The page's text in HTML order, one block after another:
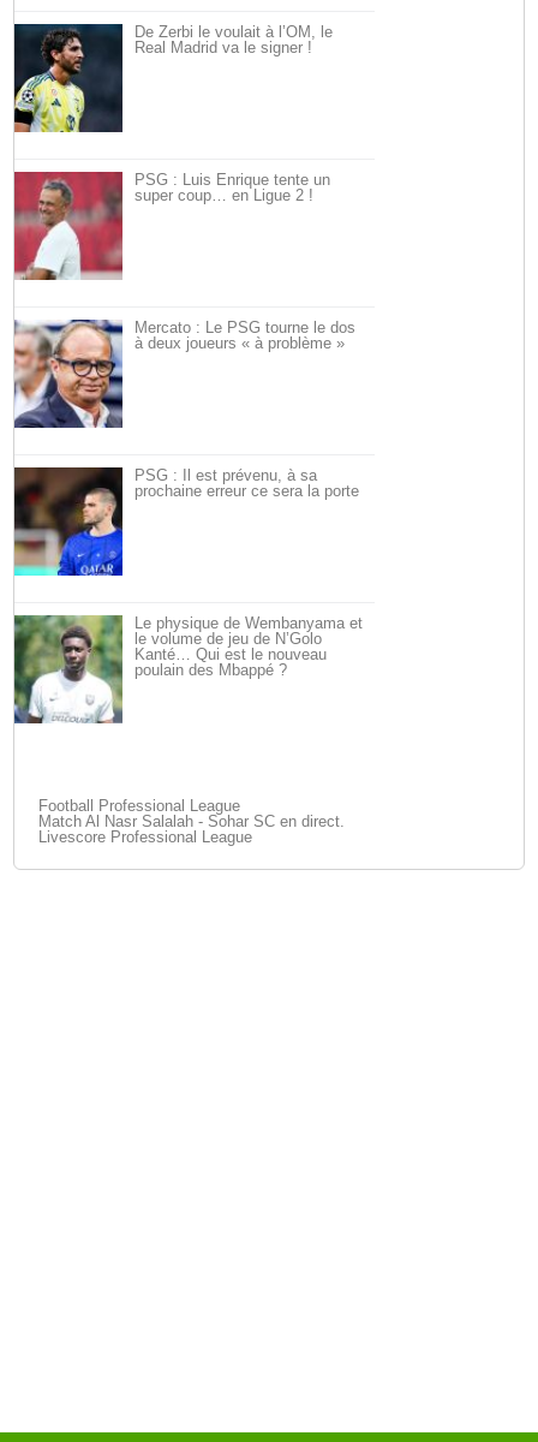
De Zerbi le voulait à l’OM, le
Real Madrid va le signer !
PSG : Luis Enrique tente un
super coup… en Ligue 2 !
Mercato : Le PSG tourne le dos
à deux joueurs « à problème »
PSG : Il est prévenu, à sa
prochaine erreur ce sera la porte
Le physique de Wembanyama et
le volume de jeu de N’Golo
Kanté… Qui est le nouveau
poulain des Mbappé ?
Football Professional League
Match Al Nasr Salalah - Sohar SC en direct.
Livescore Professional League